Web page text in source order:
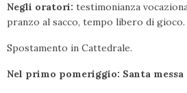
Negli oratori: testimonianza
pranzo al sacco, tempo libero di gioco.
Spostamento in Cattedrale.
Nel primo pomeriggio: Santa messa